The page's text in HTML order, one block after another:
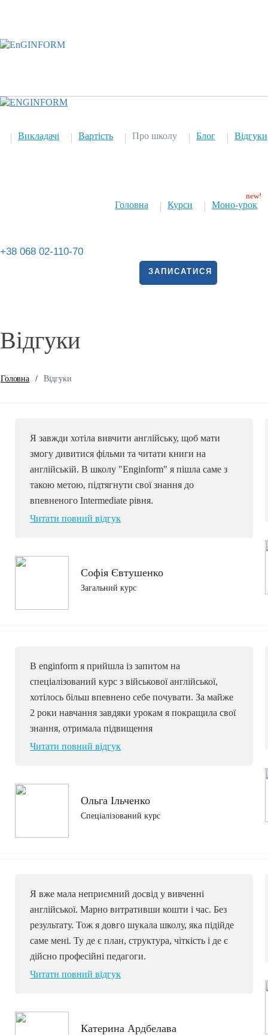
Відгуки
Блог
Про школу
Вартість
Викладачі
Моно-урок
Курси
Головна
+38 068 02-110-70
ЗАПИСАТИСЯ
Відгуки
Головна / Відгуки
Я завжди хотіла вивчити англійську, щоб мати
змогу дивитися фільми та читати книги на
англійській. В школу "Enginform" я пішла саме з
такою метою, підтягнути свої знання до
впевненого Intermediate рівня.
Читати повний відгук
Софія Євтушенко
Загальний курс
В enginform я прийшла із запитом на
спеціалізований курс з військової англійської,
хотілось більш впевнено себе почувати. За майже
2 роки навчання завдяки урокам я покращила свої
знання, отримала підвищення
Читати повний відгук
Ольга Ільченко
Спеціалізований курс
Я вже мала неприємний досвід у вивченні
англійської. Марно витративши кошти і час. Без
результату. Тож я довго шукала школу, яка підійде
саме мені. Ту де є план, структура, чіткість і де є
дійсно професійні педагоги.
Читати повний відгук
Катерина Ардбелава